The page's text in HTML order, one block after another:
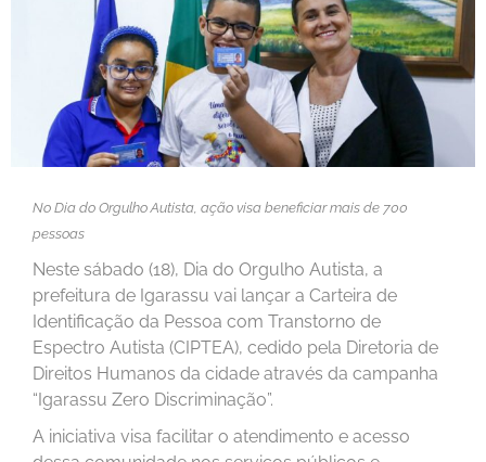
No Dia do Orgulho Autista, ação visa beneficiar mais de 700
pessoas
Neste sábado (18), Dia do Orgulho Autista, a
prefeitura de Igarassu vai lançar a Carteira de
Identificação da Pessoa com Transtorno de
Espectro Autista (CIPTEA), cedido pela Diretoria de
Direitos Humanos da cidade através da campanha
“Igarassu Zero Discriminação”.
A iniciativa visa facilitar o atendimento e acesso